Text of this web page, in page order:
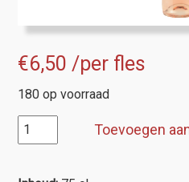
€6,50 /per fles
180 op voorraad
IGP
d'Oc,
Auriol
Toevoegen